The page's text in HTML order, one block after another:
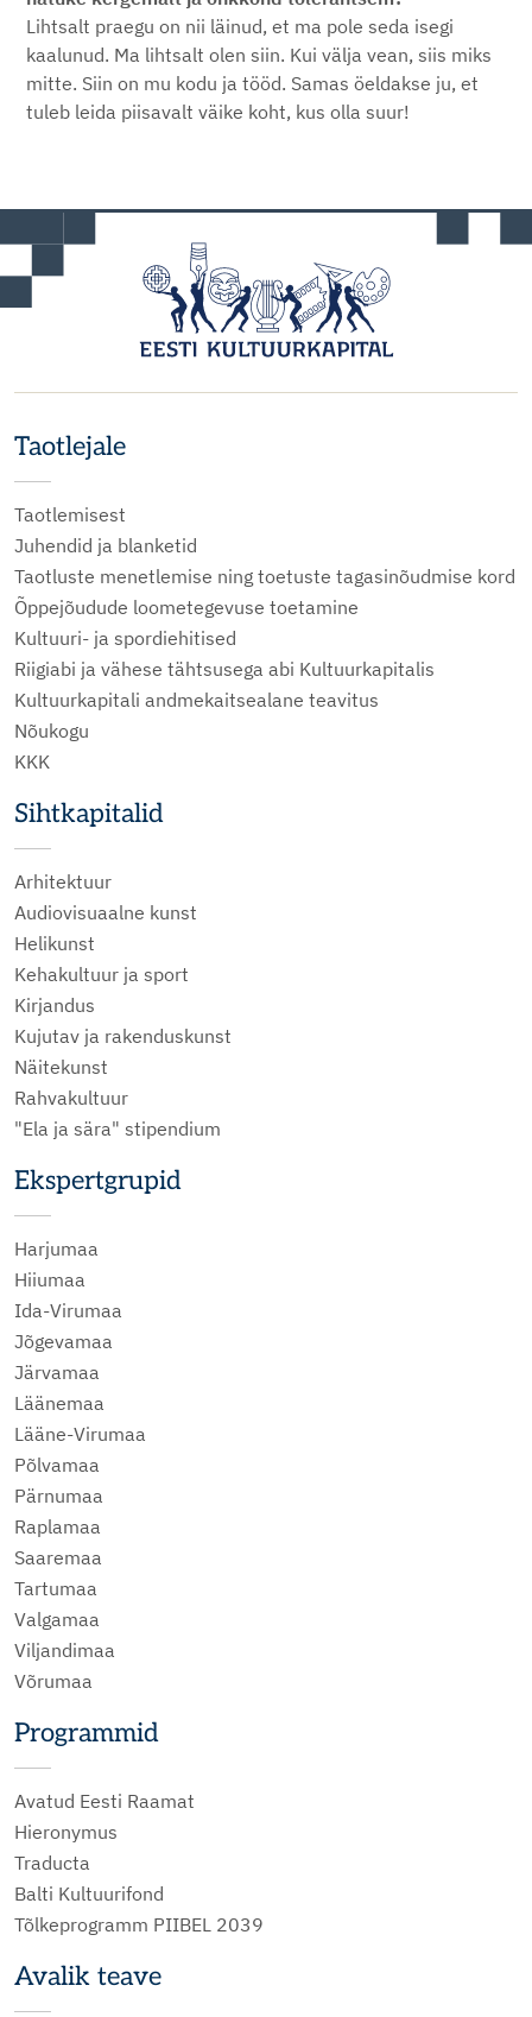
Lihtsalt praegu on nii läinud, et ma pole seda isegi
kaalunud. Ma lihtsalt olen siin. Kui välja vean, siis miks
mitte. Siin on mu kodu ja tööd. Samas öeldakse ju, et
tuleb leida piisavalt väike koht, kus olla suur!
Taotlejale
Taotlemisest
Juhendid ja blanketid
Taotluste menetlemise ning toetuste tagasinõudmise kord
Õppejõudude loometegevuse toetamine
Kultuuri- ja spordiehitised
Riigiabi ja vähese tähtsusega abi Kultuurkapitalis
Kultuurkapitali andmekaitsealane teavitus
Nõukogu
KKK
Sihtkapitalid
Arhitektuur
Audiovisuaalne kunst
Helikunst
Kehakultuur ja sport
Kirjandus
Kujutav ja rakenduskunst
Näitekunst
Rahvakultuur
"Ela ja sära" stipendium
Ekspertgrupid
Harjumaa
Hiiumaa
Ida-Virumaa
Jõgevamaa
Järvamaa
Läänemaa
Lääne-Virumaa
Põlvamaa
Pärnumaa
Raplamaa
Saaremaa
Tartumaa
Valgamaa
Viljandimaa
Võrumaa
Programmid
Avatud Eesti Raamat
Hieronymus
Traducta
Balti Kultuurifond
Tõlkeprogramm PIIBEL 2039
Avalik teave